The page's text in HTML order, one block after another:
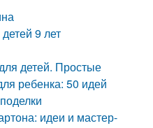
9 лет
детей. Простые
ребенка: 50 идей
идеи и мастер-